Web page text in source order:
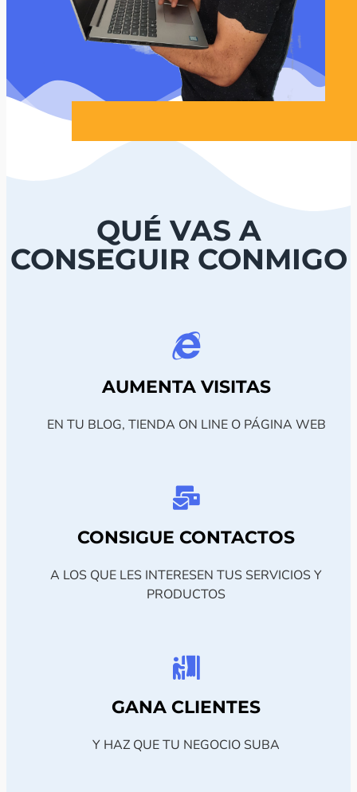
QUÉ VAS A
CONSEGUIR CONMIGO
AUMENTA VISITAS
EN TU BLOG, TIENDA ON LINE O PÁGINA WEB
CONSIGUE CONTACTOS
A LOS QUE LES INTERESEN TUS SERVICIOS Y
PRODUCTOS
GANA CLIENTES
Y HAZ QUE TU NEGOCIO SUBA